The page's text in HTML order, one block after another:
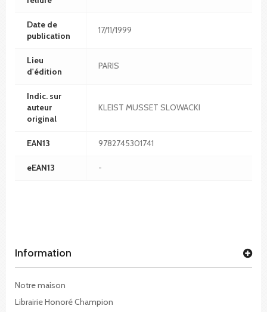
Date de
publication
17/11/1999
Lieu
d'édition
PARIS
Indic. sur
auteur
original
KLEIST MUSSET SLOWACKI
EAN13 9782745301741
eEAN13 -
Information
Notre maison
Librairie Honoré Champion